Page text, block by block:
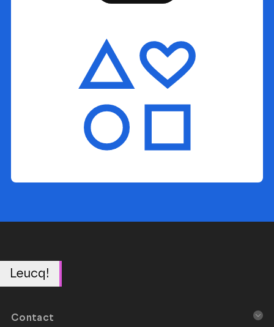
Leucq!
Contact